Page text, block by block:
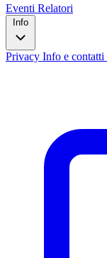
Eventi Relatori
Info
Privacy Info e contatti